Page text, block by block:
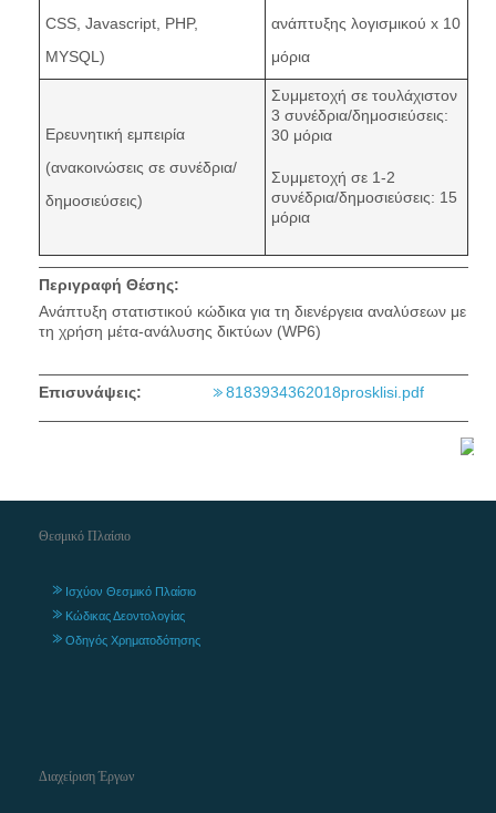
CSS, Javascript, PHP,
MYSQL)
ανάπτυξης λογισμικού x 10
μόρια
Ερευνητική εμπειρία
(ανακοινώσεις σε συνέδρια/
δημοσιεύσεις)
Συμμετοχή σε τουλάχιστον
3 συνέδρια/δημοσιεύσεις:
30 μόρια
Συμμετοχή σε 1-2
συνέδρια/δημοσιεύσεις: 15
μόρια
Περιγραφή Θέσης:
Ανάπτυξη στατιστικού κώδικα για τη διενέργεια αναλύσεων με
τη χρήση μέτα-ανάλυσης δικτύων (WP6)
Επισυνάψεις: 8183934362018prosklisi.pdf
Θεσμικό Πλαίσιο
Ισχύον Θεσμικό Πλαίσιο
Κώδικας Δεοντολογίας
Οδηγός Χρηματοδότησης
Διαχείριση Έργων